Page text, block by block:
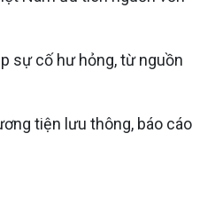
sự cố hư hỏng, từ nguồn
tiện lưu thông, báo cáo